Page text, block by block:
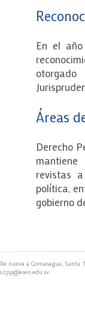
En el
Áreas
Derecho
revistas
política,
gobierno
nueva a Comasagua, Santa